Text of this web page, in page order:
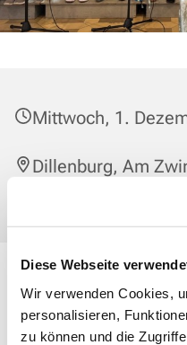
Diese Webseite
Wir verwenden Cookies,
personalisieren,
zu können und die
Mittwoch, 1.
Dillenburg, Am
Singst Du gerne? Dann
will oder es einfach auch
mittwochs einfach